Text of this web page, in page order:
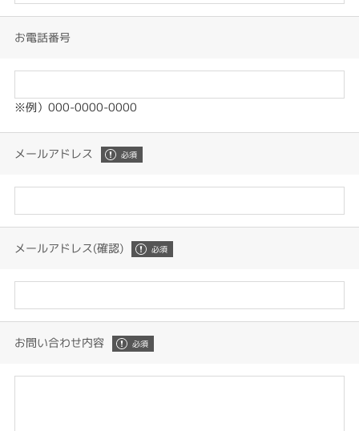
お電話番号
※例）000-0000-0000
メールアドレス
メールアドレス(確認)
お問い合わせ内容